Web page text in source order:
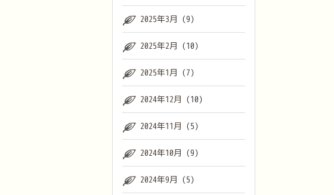
2025年3月 (9)
2025年2月 (10)
2025年1月 (7)
2024年12月 (10)
2024年11月 (5)
2024年10月 (9)
2024年9月 (5)